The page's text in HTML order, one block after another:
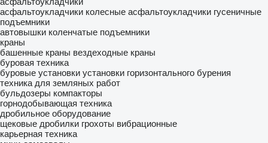
асфальтоукладчики колесные асфальтоукладчики гусеничные
подъемники
автовышки коленчатые подъемники
краны
башенные краны вездеходные краны
буровая техника
буровые установки установки горизонтального бурения
техника для земляных работ
бульдозеры компакторы
горнодобывающая техника
дробильное оборудование
щековые дробилки грохоты вибрационные
карьерная техника